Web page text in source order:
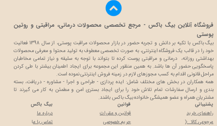
پشتیبانی
راهنمای خرید
مرجوعی کالا :(
قوانین
قوانین و مقررات
حریم خصوصی
بیگ باکس
درباره ما
تماس با ما
فروشگاه آنلاین بیگ باکس - مرجع تخصصی محصولات درمانی، مراقبتی و روتین
پوستی
بیگ باکس با تکیه بر دانش و تجربه حضور در بازار محصولات مراقبت پوستی، از سال 1398 فعالیت
خود را در قالب یک فروشگاه اینترنتی، به صورت تخصصی معطوف به تولید محتوا و معرفی محصولات
بهداشتی روزانه، درمانی و مراقبتی پوست کرده تا بتواند با توجه به سلیقه و نیاز تمامی مخاطبان
پاسخگویی حضور آن ها باشد. به همین منظور این مجموعه برای ایجاد اطمینان بیشتر با طی کردن
مراحل قانونی اقدام به کسب مجوزهای لازم در زمینه فروش اینترنتی نموده است.
همه همکاران در بخش های مختلف شامل: ایده پردازی - طراحی و اجرا - مشاوره - دریافت، بسته
بندی و ارسال سفارشات تمام تلاش خود را برای ایجاد بستری امن و مطمئن به کار می گیرند تا
مشتریان همراه و عضو همیشگی خانواده بیگ باکس باشند.